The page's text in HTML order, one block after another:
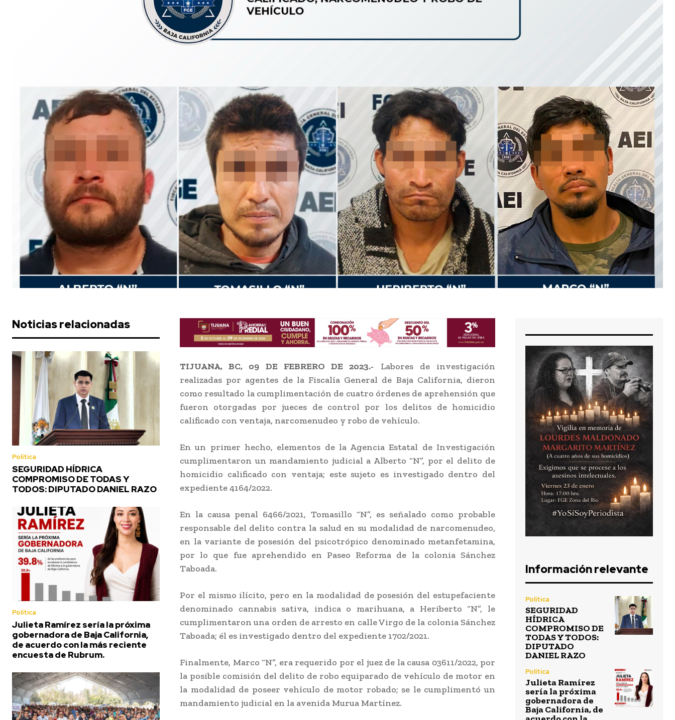
Noticias relacionadas
Política
SEGURIDAD HÍDRICA
COMPROMISO DE TODAS Y
TODOS: DIPUTADO DANIEL RAZO
Política
Julieta Ramírez sería la próxima
gobernadora de Baja California,
de acuerdo con la más reciente
encuesta de Rubrum.
TIJUANA, BC, 09 DE FEBRERO DE 2023.- Labores de investigación
realizadas por agentes de la Fiscalía General de Baja California, dieron
como resultado la cumplimentación de cuatro órdenes de aprehensión que
fueron otorgadas por jueces de control por los delitos de homicidio
calificado con ventaja, narcomenudeo y robo de vehículo.
En un primer hecho, elementos de la Agencia Estatal de Investigación
cumplimentaron un mandamiento judicial a Alberto “N”, por el delito de
homicidio calificado con ventaja; este sujeto es investigado dentro del
expediente 4164/2022.
En la causa penal 6466/2021, Tomasillo “N”, es señalado como probable
responsable del delito contra la salud en su modalidad de narcomenudeo,
en la variante de posesión del psicotrópico denominado metanfetamina,
por lo que fue aprehendido en Paseo Reforma de la colonia Sánchez
Taboada.
Por el mismo ilícito, pero en la modalidad de posesión del estupefaciente
denominado cannabis sativa, indica o marihuana, a Heriberto “N”, le
cumplimentaron una orden de arresto en calle Virgo de la colonia Sánchez
Taboada; él es investigado dentro del expediente 1702/2021.
Finalmente, Marco “N”, era requerido por el juez de la causa 03611/2022, por
la posible comisión del delito de robo equiparado de vehículo de motor en
la modalidad de poseer vehículo de motor robado; se le cumplimentó un
mandamiento judicial en la avenida Murua Martínez.
Información relevante
Política
SEGURIDAD
HÍDRICA
COMPROMISO DE
TODAS Y TODOS:
DIPUTADO
DANIEL RAZO
Política
Julieta Ramírez
sería la próxima
gobernadora de
Baja California, de